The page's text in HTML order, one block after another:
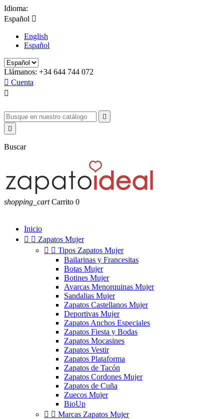
Idioma:
Español 
English
Español
Llámanos: +34 644 744 072
 Cuenta



Buscar
shopping_cart Carrito 0
Inicio
  Zapatos Mujer
  Tipos Zapatos Mujer
Bailarinas y Francesitas
Botas Mujer
Botines Mujer
Avarcas Menorquinas Mujer
Sandalias Mujer
Zapatos Castellanos Mujer
Deportivas Mujer
Zapatos Anchos Especiales
Zapatos Fiesta y Bodas
Zapatos Mocasines
Zapatos Vestir
Zapatos Plataforma
Zapatos de Tacón
Zapatos Cordones Mujer
Zapatos de Cuña
Zuecos Mujer
BioUp
  Marcas Zapatos Mujer